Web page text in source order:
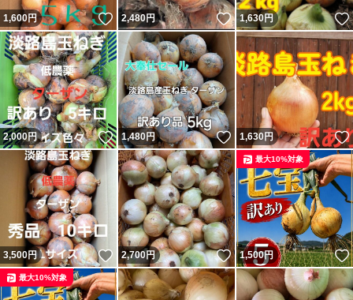
1,600円 いいね！
2,480円 いいね！
1,630円
2,000円 いいね！
1,480円 いいね！
1,630円
3,500円 いいね！
2,700円 いいね！
1,500円
最大10%対象
最大10%対象